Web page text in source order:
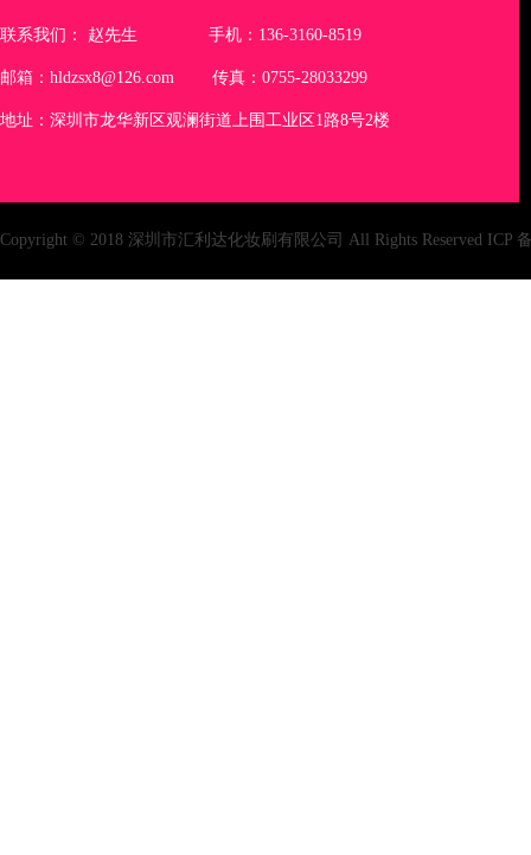
联系我们： 赵先生 手机：136-3160-8519
邮箱：hldzsx8@126.com 传真：0755-28033299
地址：深圳市龙华新区观澜街道上围工业区1路8号2楼
Copyright © 2018 深圳市汇利达化妆刷有限公司 All Rights Reserved ICP